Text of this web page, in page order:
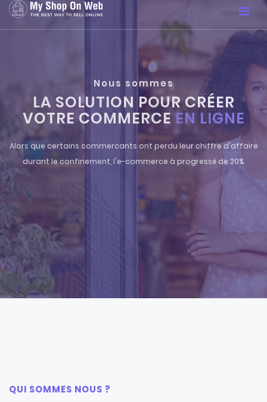
Nous sommes
PARTENAIREPRESTASHOP®
Votre métier est la vente, le nôtre est de vous fournir les
pour y parvenir.
QUI SOMMES NOUS ?